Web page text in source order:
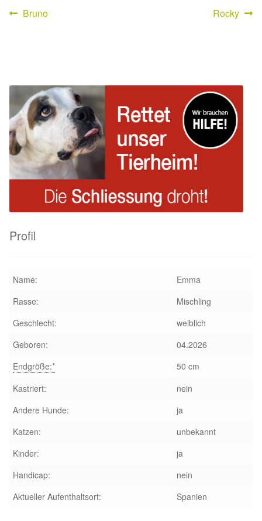
Reiseberichte
Partnertierheim La Linea in Spanien
Aktion „Hilfe La Linea“
Updates „Hilfe La Linea“
Partnertierheim in Bulgarien
Partnertierheim in Polen
Beitragsnavigation
Vorheriger
Bruno
Nächster
Rocky
Profil
Name:
Emma
Rasse:
Mischling
Geschlecht:
weiblich
Geboren:
04.2026
Endgröße:*
50 cm
Kastriert:
nein
Andere Hunde:
ja
Katzen:
unbekannt
Kinder:
ja
Handicap:
nein
Aktueller Aufenthaltsort:
Spanien